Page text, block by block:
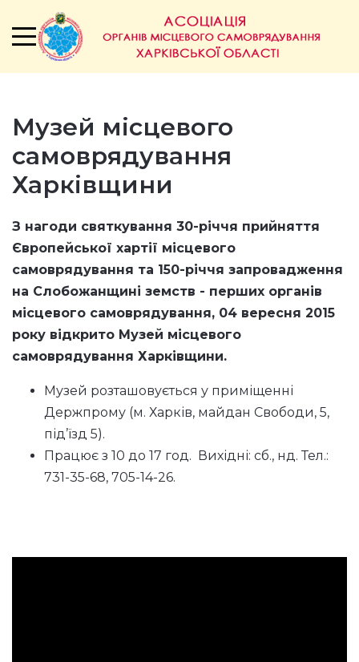
Музей місцевого
самоврядування
Харківщини
З нагоди святкування 30-річчя прийняття
Європейської хартії місцевого
самоврядування та 150-річчя запровадження
на Слобожанщині земств - перших органів
місцевого самоврядування, 04 вересня 2015
року відкрито Музей місцевого
самоврядування Харківщини.
Музей розташовується у приміщенні
Держпрому (м. Харків, майдан Свободи, 5,
під’їзд 5).
Працює з 10 до 17 год. Вихідні: сб., нд. Тел.:
731-35-68, 705-14-26.